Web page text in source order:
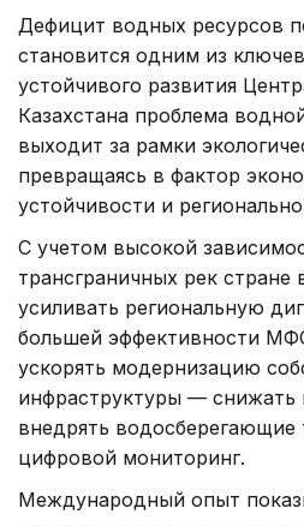
Дефицит водных ресурсов
становится одним из
устойчивого развития
Казахстана проблема
выходит за рамки
превращаясь в фактор
устойчивости и
С учетом высокой
трансграничных рек
усиливать региональную
большей эффективности
ускорять модернизацию
инфраструктуры — снижать
внедрять водосберегающие
цифровой мониторинг.
Международный опыт